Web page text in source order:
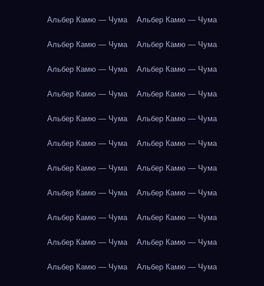
Альбер Камю — Чума Альбер Камю — Чума
Альбер Камю — Чума Альбер Камю — Чума
Альбер Камю — Чума Альбер Камю — Чума
Альбер Камю — Чума Альбер Камю — Чума
Альбер Камю — Чума Альбер Камю — Чума
Альбер Камю — Чума Альбер Камю — Чума
Альбер Камю — Чума Альбер Камю — Чума
Альбер Камю — Чума Альбер Камю — Чума
Альбер Камю — Чума Альбер Камю — Чума
Альбер Камю — Чума Альбер Камю — Чума
Альбер Камю — Чума Альбер Камю — Чума